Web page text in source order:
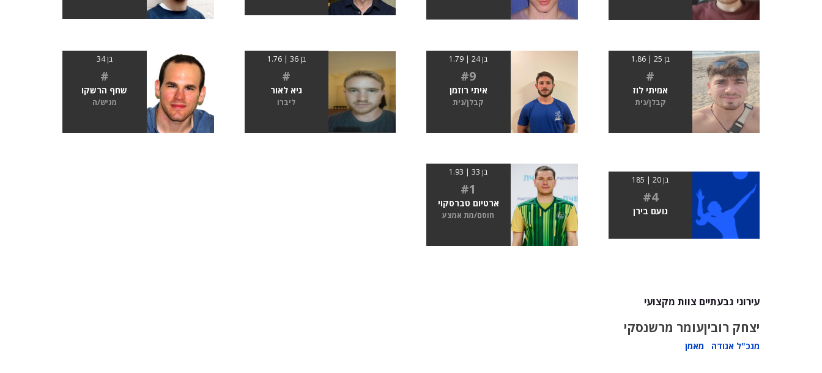
בן 25 | 1.86
#
אמיתי לוז
קבלן/נית
בן 24 | 1.79
#9
איתי רוזמן
קבלן/נית
בן 36 | 1.76
#
גיא לאור
ליברו
בן 34
#
שחף הרשקו
מגיש/ה
בן 20 | 185
#4
נועם בירן
בן 33 | 1.93
#1
ארטיום טברסקוי
חוסם/מת אמצע
עירוני גבעתיים צוות מקצועי
יצחק רובין
מנכ"ל אגודה
עומר מרשנסקי
מאמן